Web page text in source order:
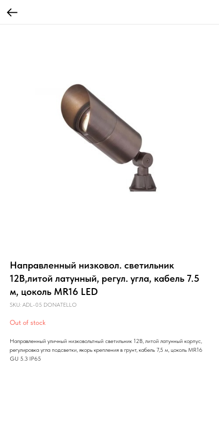
Направленный низковол. светильник
12В,литой латунный, регул. угла, кабель 7.5
м, цоколь MR16 LED
SKU: ADL-05 DONATELLO
Out of stock
Направленный уличный низковольтный светильник 12В, литой латунный корпус,
регулировка угла подсветки, якорь крепления в грунт, кабель 7,5 м, цоколь MR16
GU 5.3 IP65